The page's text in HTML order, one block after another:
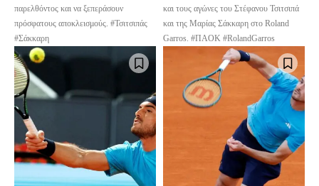
παρελθόντος και να ξεπεράσουν
πρόσφατους αποκλεισμούς. #Τσιτσιπάς
#Σάκκαρη
και τους αγώνες του Στέφανου Τσιτσιπά
και της Μαρίας Σάκκαρη στο Roland
Garros. #ΠΑΟΚ #RolandGarros